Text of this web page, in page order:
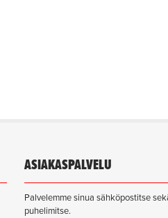
ASIAKASPALVELU
Palvelemme sinua sähköpostitse
puhelimitse.